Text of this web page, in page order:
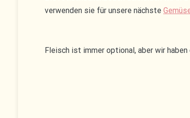
verwenden sie für unsere nächste
Fleisch ist immer optional, aber wir